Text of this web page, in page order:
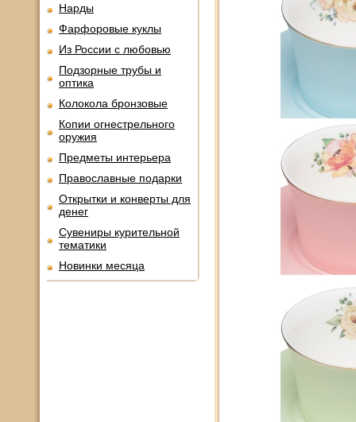
Нарды
Фарфоровые куклы
Из России с любовью
Подзорные трубы и
оптика
Колокола бронзовые
Копии огнестрельного
оружия
Предметы интерьера
Православные подарки
Открытки и конверты для
денег
Сувениры курительной
тематики
Новинки месяца